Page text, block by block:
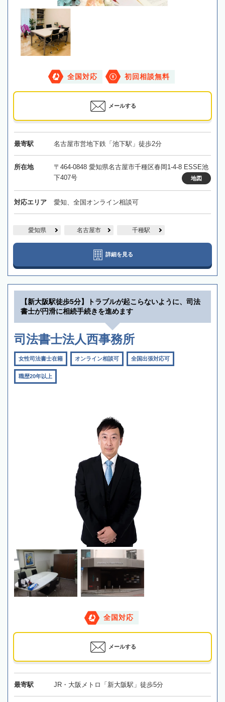
全国対応 初回相談無料
メールする
最寄駅 名古屋市営地下鉄「池下駅」徒歩2分
所在地
〒464-0848 愛知県名古屋市千種区春岡1-4-8 ESSE池
下407号
地図
対応エリア 愛知、全国オンライン相談可
愛知県 名古屋市 千種駅
詳細を見る
【新大阪駅徒歩5分】トラブルが起こらないように、司法
書士が円滑に相続手続きを進めます
司法書士法人西事務所
女性司法書士在籍 オンライン相談可 全国出張対応可
職歴20年以上
全国対応
メールする
最寄駅 JR・大阪メトロ「新大阪駅」徒歩5分